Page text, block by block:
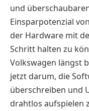
und
Einsparpotenzial
der Hardware mit
Schritt halten zu
Volkswagen längst
jetzt darum, die
überschreiben und
drahtlos aufspielen